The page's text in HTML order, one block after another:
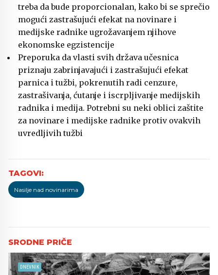
treba da bude proporcionalan, kako bi se sprečio
mogući zastrašujući efekat na novinare i
medijske radnike ugrožavanjem njihove
ekonomske egzistencije
Preporuka da vlasti svih država učesnica
priznaju zabrinjavajući i zastrašujući efekat
parnica i tužbi, pokrenutih radi cenzure,
zastrašivanja, ćutanje i iscrpljivanje medijskih
radnika i medija. Potrebni su neki oblici zaštite
za novinare i medijske radnike protiv ovakvih
uvredljivih tužbi
Nasilje nad novinarima
DNEVNIK